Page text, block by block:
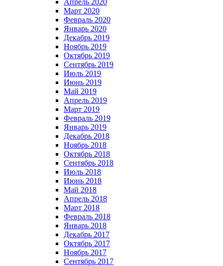
Апрель 2020
Март 2020
Февраль 2020
Январь 2020
Декабрь 2019
Ноябрь 2019
Октябрь 2019
Сентябрь 2019
Июль 2019
Июнь 2019
Май 2019
Апрель 2019
Март 2019
Февраль 2019
Январь 2019
Декабрь 2018
Ноябрь 2018
Октябрь 2018
Сентябрь 2018
Июль 2018
Июнь 2018
Май 2018
Апрель 2018
Март 2018
Февраль 2018
Январь 2018
Декабрь 2017
Октябрь 2017
Ноябрь 2017
Сентябрь 2017